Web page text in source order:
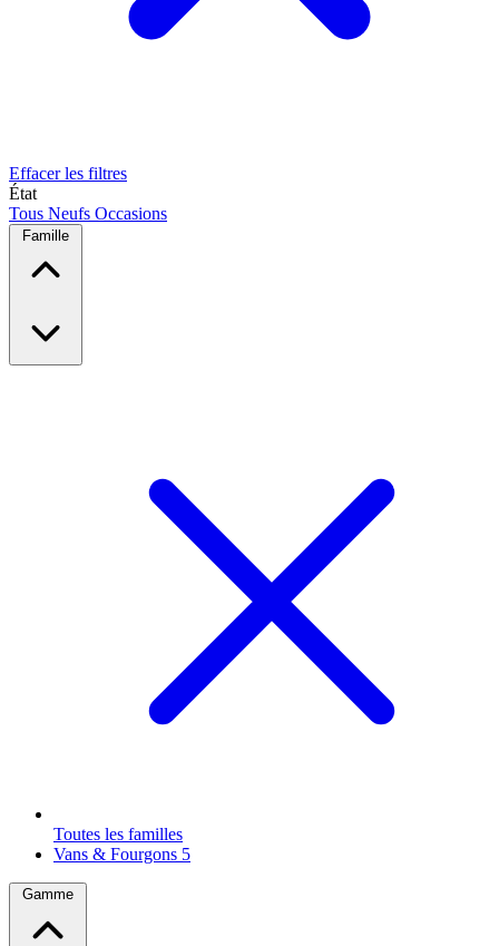
Effacer les filtres
État
Tous Neufs Occasions
Famille
Toutes les familles
Vans & Fourgons 5
Gamme